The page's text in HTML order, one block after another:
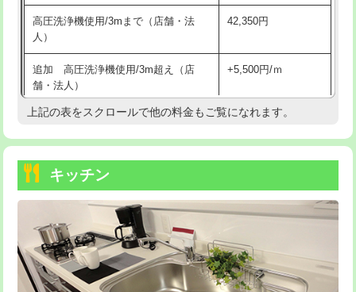
持込商品取付（単水栓） 13,200円
持込商品取付（混合水栓）
持込商品取付（浄水器・分岐水栓） 16,500円
持込商品取付（温水洗浄便座） 22,000円
持込商品取付（普通便座⇔温水洗浄便
22,000円
給水管工事※（ホール加工)
給水管工事※（バンド止め) 3,300円
給水管工事※（支持金具設置) 5,500円
給水管工事※（保温材使用（バンド止
5,500円
高圧洗浄機使用/3mまで（店舗・法
人）
42,350円
追加 高圧洗浄機使用/3m超え（店
舗・法人）
+5,500円/ｍ
高度高圧洗浄換 現地調査
トーラー機使用/3mまで
追加トーラー機使用/3m超え +3,300円
カメラ調査 33,000円
桝清掃 8,800円
上記の表をスクロールで他の料金もご覧になれます。
キッチン